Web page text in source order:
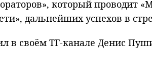
который проводит
дальнейших успехов в
в своём ТГ-канале Денис